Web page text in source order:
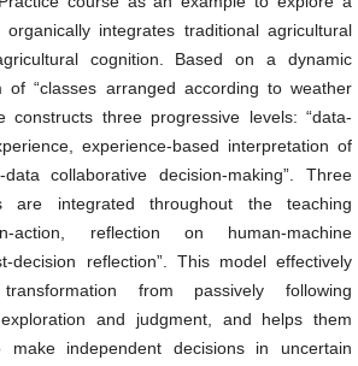
integrates traditional agricultural
cognition. Based on a dynamic
of “classes arranged according to weather
constructs three progressive levels: “data-
experience-based interpretation of
collaborative decision-making”. Three
are integrated throughout the teaching
action, reflection on human-machine
decision reflection”. This model effectively
from passively following
and judgment, and helps them
independent decisions in uncertain